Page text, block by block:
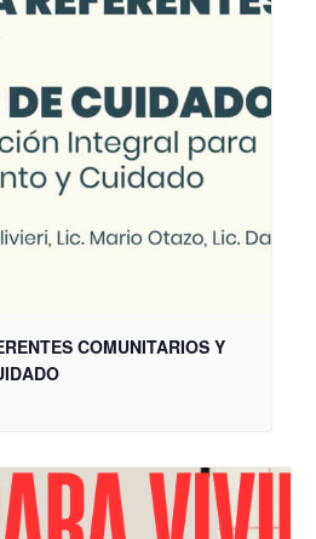
COMUNITARIOS Y